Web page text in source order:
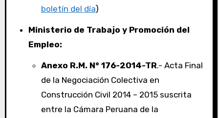
boletín del día)
Ministerio de Trabajo y Promoción del
Empleo:
Anexo R.M. N° 176-2014-TR.- Acta Final
de la Negociación Colectiva en
Construcción Civil 2014 – 2015 suscrita
entre la Cámara Peruana de la